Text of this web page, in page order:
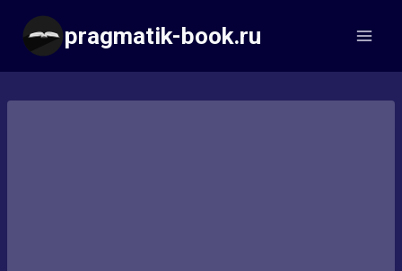
Перейти
содержимому
pragmatik-book.ru